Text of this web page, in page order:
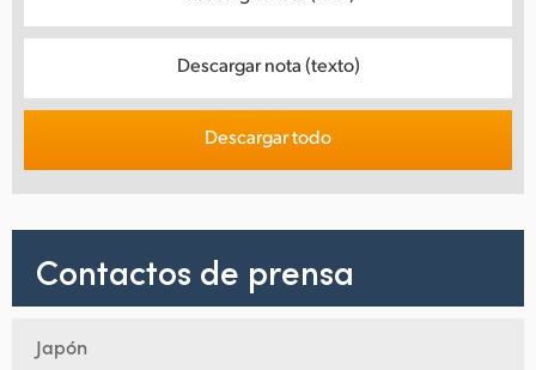
Descargar nota (texto)
Descargar todo
Contactos de prensa
Japón